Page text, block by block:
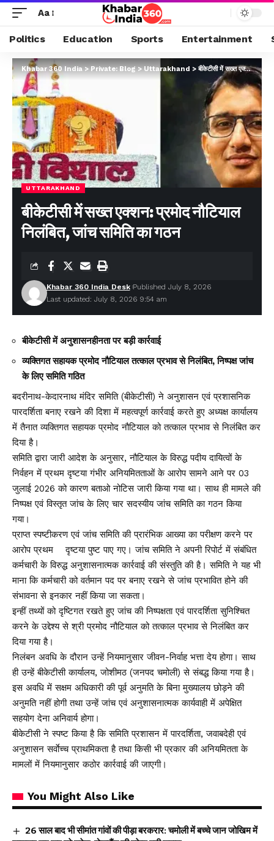
Aa
Politics Education Sports Entertainment
Khabar 360 India>Private: Blog>Uttarakhand >बीकेटीसी में सख्त एक्शन: प्रमोद नौटियाल निलंबित, जांच समिति का गठन
UTTARAKHAND
बीकेटीसी में सख्त एक्शन: प्रमोद नौटियाल
निलंबित, जांच समिति का गठन
Last updated: July 8, 2026 9:54 am
Khabar 360 India Desk Published July 8, 2026
बीकेटीसी में अनुशासनहीनता पर बड़ी कार्रवाई
व्यक्तिगत सहायक प्रमोद नौटियाल तत्काल प्रभाव से निलंबित, निष्पक्ष जांच
के लिए समिति गठित
बदरीनाथ-केदारनाथ मंदिर समिति (बीकेटीसी) ने अनुशासन एवं प्रशासनिक
पारदर्शिता बनाए रखने की दिशा में महत्वपूर्ण कार्रवाई करते हुए अध्यक्ष कार्यालय
में तैनात व्यक्तिगत सहायक प्रमोद नौटियाल को तत्काल प्रभाव से निलंबित कर
दिया है।
समिति द्वारा जारी आदेश के अनुसार, नौटियाल के विरुद्ध पदीय दायित्वों के
निर्वहन में प्रथम दृष्टया गंभीर अनियमितताओं के आरोप सामने आने पर 03
जुलाई 2026 को कारण बताओ नोटिस जारी किया गया था। साथ ही मामले की
निष्पक्ष एवं विस्तृत जांच के लिए चार सदस्यीय जांच समिति का गठन किया
गया।
प्राप्त स्पष्टीकरण एवं जांच समिति की प्रारंभिक आख्या का परीक्षण करने पर
आरोप प्रथम दृष्टया पुष्ट पाए गए। जांच समिति ने अपनी रिपोर्ट में संबंधित
कर्मचारी के विरुद्ध अनुशासनात्मक कार्रवाई की संस्तुति की है। समिति ने यह भी
माना कि कर्मचारी को वर्तमान पद पर बनाए रखने से जांच प्रभावित होने की
संभावना से इनकार नहीं किया जा सकता।
इन्हीं तथ्यों को दृष्टिगत रखते हुए जांच की निष्पक्षता एवं पारदर्शिता सुनिश्चित
करने के उद्देश्य से श्री प्रमोद नौटियाल को तत्काल प्रभाव से निलंबित कर
दिया गया है।
निलंबन अवधि के दौरान उन्हें नियमानुसार जीवन-निर्वाह भत्ता देय होगा। साथ
ही उन्हें बीकेटीसी कार्यालय, जोशीमठ (जनपद चमोली) से संबद्ध किया गया है।
इस अवधि में सक्षम अधिकारी की पूर्व अनुमति के बिना मुख्यालय छोड़ने की
अनुमति नहीं होगी तथा उन्हें जांच एवं अनुशासनात्मक कार्यवाही में अपेक्षित
सहयोग देना अनिवार्य होगा।
बीकेटीसी ने स्पष्ट किया है कि समिति प्रशासन में पारदर्शिता, जवाबदेही एवं
अनुशासन सर्वाेच्च प्राथमिकता है तथा किसी भी प्रकार की अनियमितता के
मामलों में नियमानुसार कठोर कार्रवाई की जाएगी।
You Might Also Like
26 साल बाद भी सीमांत गांवों की पीड़ा बरकरार: चमोली में बच्चे जान जोखिम में